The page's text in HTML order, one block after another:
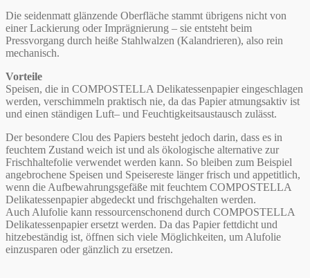
Die seidenmatt glänzende Oberfläche stammt übrigens nicht von
einer Lackierung oder Imprägnierung – sie entsteht beim
Pressvorgang durch heiße Stahlwalzen (Kalandrieren), also rein
mechanisch.
Vorteile
Speisen, die in COMPOSTELLA Delikatessenpapier eingeschlagen
werden, verschimmeln praktisch nie, da das Papier atmungsaktiv ist
und einen ständigen Luft– und Feuchtigkeitsaustausch zulässt.
Der besondere Clou des Papiers besteht jedoch darin, dass es in
feuchtem Zustand weich ist und als ökologische alternative zur
Frischhaltefolie verwendet werden kann. So bleiben zum Beispiel
angebrochene Speisen und Speisereste länger frisch und appetitlich,
wenn die Aufbewahrungsgefäße mit feuchtem COMPOSTELLA
Delikatessenpapier abgedeckt und frischgehalten werden.
Auch Alufolie kann ressourcenschonend durch COMPOSTELLA
Delikatessenpapier ersetzt werden. Da das Papier fettdicht und
hitzebeständig ist, öffnen sich viele Möglichkeiten, um Alufolie
einzusparen oder gänzlich zu ersetzen.